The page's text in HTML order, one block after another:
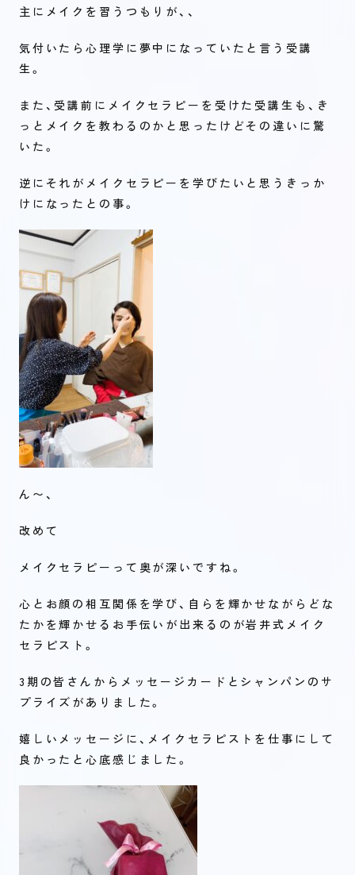
主にメイクを習うつもりが、、
気付いたら心理学に夢中になっていたと言う受講
生。
また、受講前にメイクセラピーを受けた受講生も、き
っとメイクを教わるのかと思ったけどその違いに驚
いた。
逆にそれがメイクセラピーを学びたいと思うきっか
けになったとの事。
ん〜、
改めて
メイクセラピーって奥が深いですね。
心とお顔の相互関係を学び、自らを輝かせながらどな
たかを輝かせるお手伝いが出来るのが岩井式メイク
セラピスト。
3期の皆さんからメッセージカードとシャンパンのサ
プライズがありました。
嬉しいメッセージに、メイクセラピストを仕事にして
良かったと心底感じました。